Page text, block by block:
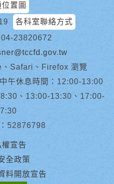
置圖
各科室聯絡方式
23820672
Safari、Firefox 瀏覽
午休息時間：12:00-13:00
8:30、13:00-13:30、17:00-
52876798
權宣告
全政策
料開放宣告